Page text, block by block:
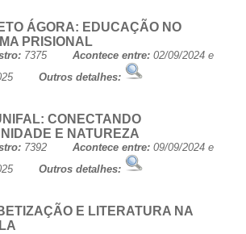
ÁGORA: EDUCAÇÃO NO
PRISIONAL
7375 Acontece entre: 02/09/2024 e
Outros detalhes:
CONECTANDO
E NATUREZA
7392 Acontece entre: 09/09/2024 e
Outros detalhes:
E LITERATURA NA